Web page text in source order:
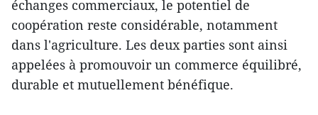
échanges commerciaux, le potentiel de
coopération reste considérable, notamment
dans l'agriculture. Les deux parties sont ainsi
appelées à promouvoir un commerce équilibré,
durable et mutuellement bénéfique.